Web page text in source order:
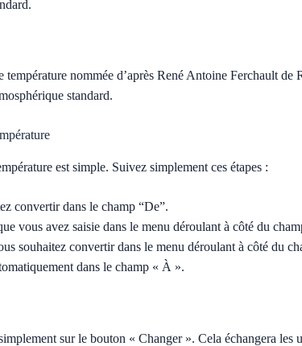
température nommée d’après René Antoine Ferchault
standard.
est simple. Suivez simplement ces étapes :
convertir dans le champ “De”.
vous avez saisie dans le menu déroulant à côté du
souhaitez convertir dans le menu déroulant à côté du
dans le champ « À ».
sur le bouton « Changer ». Cela échangera les